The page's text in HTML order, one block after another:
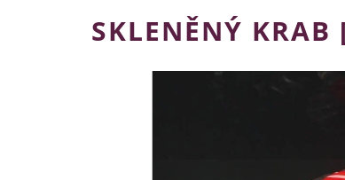
SKLENĚNÝ KRAB